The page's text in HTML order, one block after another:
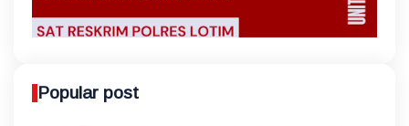
Popular post